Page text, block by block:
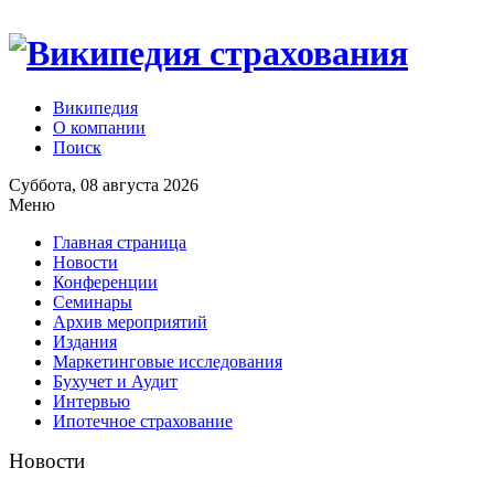
Википедия
О компании
Поиск
Суббота, 08 августа 2026
Меню
Главная страница
Новости
Конференции
Семинары
Архив мероприятий
Издания
Маркетинговые исследования
Бухучет и Аудит
Интервью
Ипотечное страхование
Новости